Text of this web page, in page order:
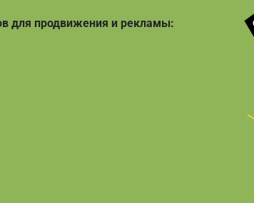
для продвижения и рекламы: